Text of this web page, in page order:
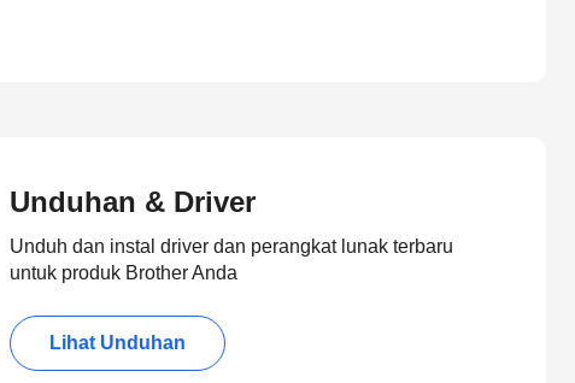
Unduhan & Driver
Unduh dan instal driver dan perangkat lunak terbaru
untuk produk Brother Anda
Lihat Unduhan